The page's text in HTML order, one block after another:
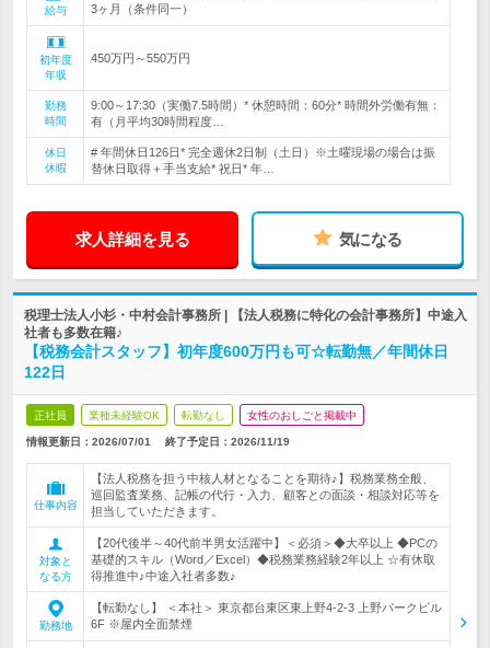
給与
3ヶ月（条件同一）
初年度
年収
450万円～550万円
勤務
時間
9:00～17:30（実働7.5時間）* 休憩時間：60分* 時間外労働有無：
有（月平均30時間程度…
休日
休暇
# 年間休日126日* 完全週休2日制（土日）※土曜現場の場合は振
替休日取得＋手当支給* 祝日* 年…
求人詳細を見る 気になる
税理士法人小杉・中村会計事務所 | 【法人税務に特化の会計事務所】中途入
社者も多数在籍♪
【税務会計スタッフ】初年度600万円も可☆転勤無／年間休日
122日
正社員 業種未経験OK 転勤なし 女性のおしごと掲載中
情報更新日：2026/07/01 終了予定日： 2026/11/19
仕事内容
【法人税務を担う中核人材となることを期待♪】税務業務全般、
巡回監査業務、記帳の代行・入力、顧客との面談・相談対応等を
担当していただきます。
対象と
なる方
【20代後半～40代前半男女活躍中】＜必須＞◆大卒以上 ◆PCの
基礎的スキル（Word／Excel）◆税務業務経験2年以上 ☆有休取
得推進中♪中途入社者多数♪
勤務地
【転勤なし】 ＜本社＞ 東京都台東区東上野4-2-3 上野パークビル
6F ※屋内全面禁煙